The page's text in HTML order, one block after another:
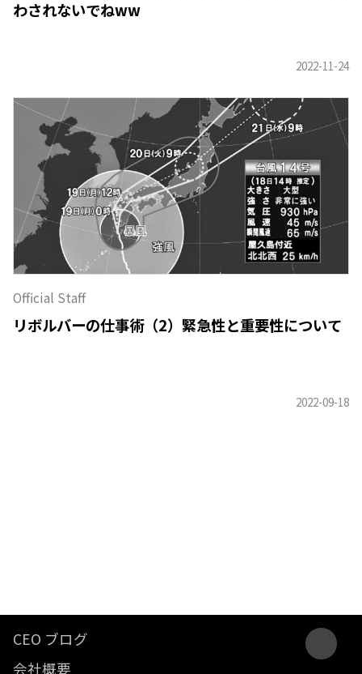
わされないでねww
Official Staff
リボルバーの仕事術（2）緊急性と重要性について
CEO ブログ
会社概要